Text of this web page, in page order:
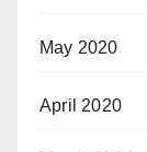
May 2020
April 2020